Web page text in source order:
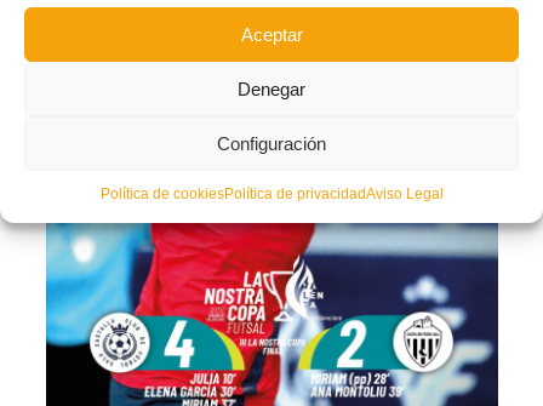
Aceptar
Denegar
Configuración
Política de cookiesPolítica de privacidadAviso Legal